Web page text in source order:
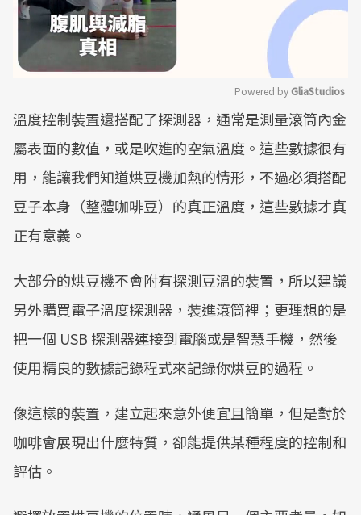
Mute
Powered by GliaStudios
溫度控制裝置還搭配了探測器，通常是測量滾筒內金
屬表面的數值，或是吹進的空氣溫度。這些數據很有
用，能讓我們知道烘豆機加熱的情形，不過必須搭配
豆子本身（整體咖啡豆）的真正溫度，這些數據才真
正有意義。
大部分的烘豆機不會附有探測豆溫的裝置，所以建議
另外購買電子溫度探測器，裝進滾筒裡；更理想的是
把一個 USB 探測器連接到電腦或是智慧手機，然後
使用精良的數據記錄程式來記錄你烘豆的過程。
像這樣的裝置，建立起來意外便宜且簡單，但是對於
咖啡會展現出什麼特質，卻能提供某種程度的控制和
評估。